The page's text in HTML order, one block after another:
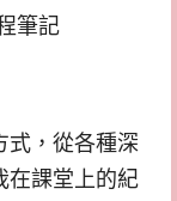
筆記
式，從各種深
在課堂上的紀